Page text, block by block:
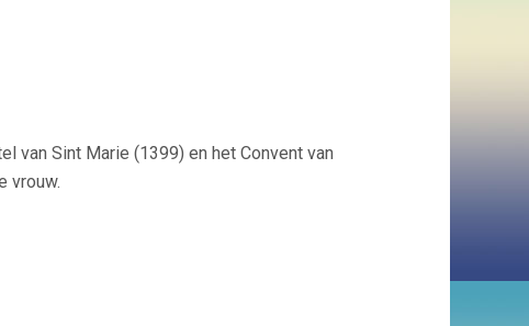
van Sint Marie (1399) en het Convent van
vrouw.